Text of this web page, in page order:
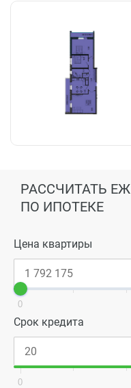
РАССЧИТАТЬ
ПО ИПОТЕКЕ
Цена квартиры
0
Срок кредита
0